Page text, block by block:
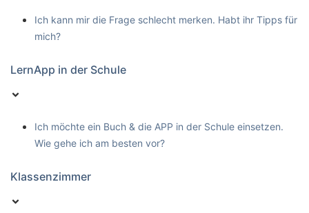
Ich kann mir die Frage schlecht merken. Habt ihr Tipps für
mich?
LernApp in der Schule
Ich möchte ein Buch & die APP in der Schule einsetzen.
Wie gehe ich am besten vor?
Klassenzimmer